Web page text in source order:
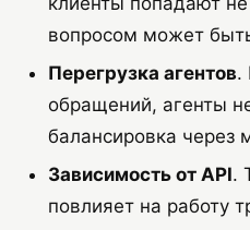
вопросом может
Перегрузка агентов.
обращений, агенты
балансировка через
Зависимость от API.
повлияет на работу